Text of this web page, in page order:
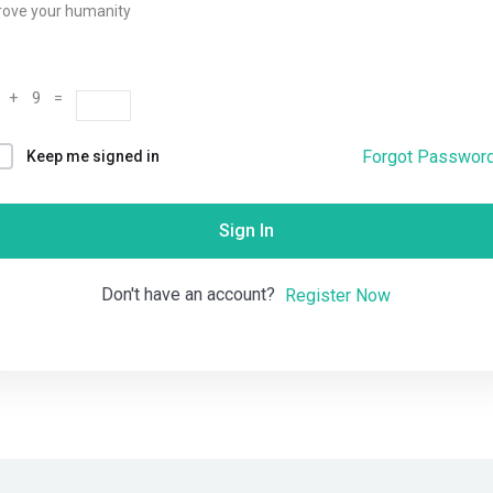
your humanity
+ 9 =
Keep me signed in Forgot
Sign In
Don't have an account? Register Now